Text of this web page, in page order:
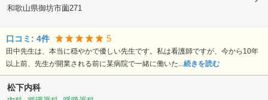
和歌山県御坊市薗271
口コミ: 4件 5
田中先生は、本当に穏やかで優しい先生です。私は看護師ですが、今から10年
以上前、先生が開業される前に某病院で一緒に働いた...続きを読む
松下内科